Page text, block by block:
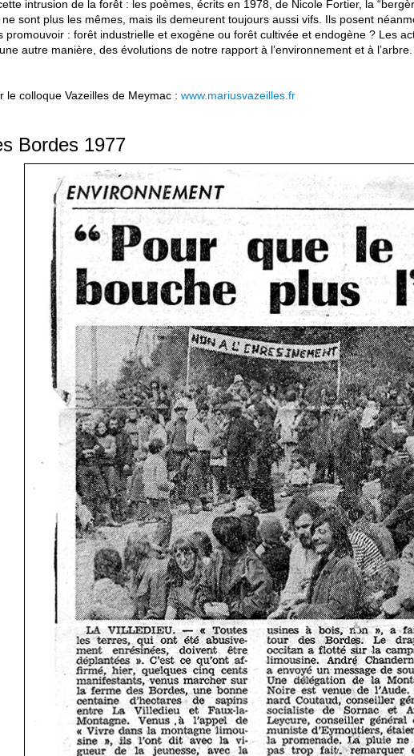
intrusion de la forêt : les poèmes, écrits en 1978, de Nicole Fortier, la
ne sont plus les mêmes, mais ils demeurent toujours aussi vifs. Ils posent
promouvoir : forêt industrielle et exogène ou forêt cultivée et endogène ? Les
autre manière, des évolutions de notre rapport à l’environnement et à
le colloque Vazeilles de Meymac : www.mariusvazeilles.fr
Bordes 1977